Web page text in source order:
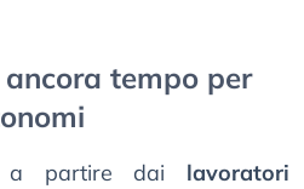
tempo per
a partire dai lavoratori